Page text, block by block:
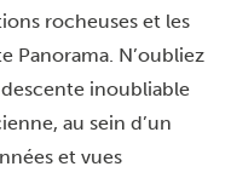
rocheuses et les
Panorama. N’oubliez
inoubliable
au sein d’un
et vues